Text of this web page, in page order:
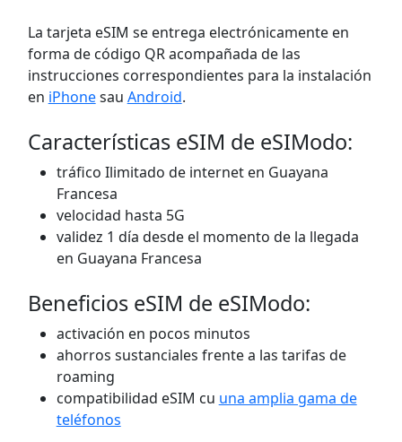
La tarjeta eSIM se entrega electrónicamente en
forma de código QR acompañada de las
instrucciones correspondientes para la instalación
en iPhonesau Android.
Características eSIM de eSIModo:
tráfico Ilimitado de internet en Guayana
Francesa
velocidad hasta 5G
validez 1 día desde el momento de la llegada
en Guayana Francesa
Beneficios eSIM de eSIModo:
activación en pocos minutos
ahorros sustanciales frente a las tarifas de
roaming
compatibilidad eSIM cu una amplia gama de
teléfonos